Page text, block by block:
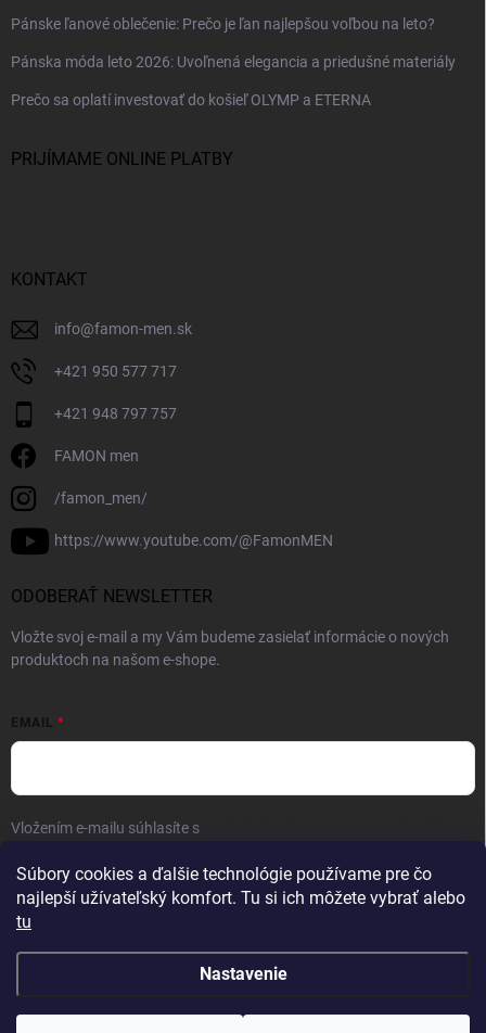
Súbory cookies a ďalšie technológie používame pre čo
najlepší užívateľský komfort. Tu si ich môžete vybrať alebo
tu
Nastavenie
Pánske ľanové oblečenie: Prečo je ľan najlepšou voľbou na leto?
Pánska móda leto 2026: Uvoľnená elegancia a priedušné materiály
Prečo sa oplatí investovať do košieľ OLYMP a ETERNA
PRIJÍMAME ONLINE PLATBY
KONTAKT
info@famon-men.sk
+421 950 577 717
+421 948 797 757
FAMON men
/famon_men/
https://www.youtube.com/@FamonMEN
ODOBERAŤ NEWSLETTER
Vložte svoj e-mail a my Vám budeme zasielať informácie o nových
produktoch na našom e-shope.
EMAIL
Vložením e-mailu súhlasíte s
Prihlásiť sa